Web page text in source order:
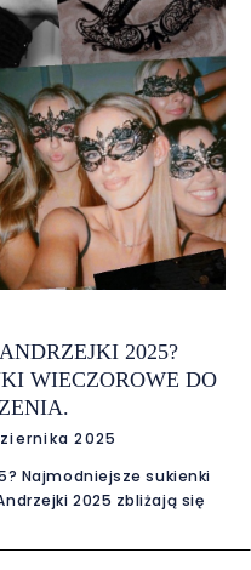
2025?
WIECZOROWE DO
2025
Najmodniejsze sukienki
2025 zbliżają się
się, w co się